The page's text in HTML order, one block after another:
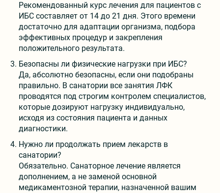
Рекомендованный курс лечения для пациентов с
ИБС составляет от 14 до 21 дня. Этого времени
достаточно для адаптации организма, подбора
эффективных процедур и закрепления
положительного результата.
Безопасны ли физические нагрузки при ИБС?
Да, абсолютно безопасны, если они подобраны
правильно. В санатории все занятия ЛФК
проводятся под строгим контролем специалистов,
которые дозируют нагрузку индивидуально,
исходя из состояния пациента и данных
диагностики.
Нужно ли продолжать прием лекарств в
санатории?
Обязательно. Санаторное лечение является
дополнением, а не заменой основной
медикаментозной терапии, назначенной вашим